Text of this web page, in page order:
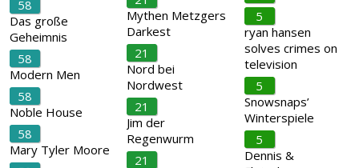
58
Das große
Geheimnis
58
Modern Men
58
Noble House
58
Mary Tyler Moore
Mythen Metzgers
Darkest
21
Nord bei
Nordwest
21
Jim der
Regenwurm
21
5
ryan hansen
solves crimes on
television
5
Snowsnaps’
Winterspiele
5
Dennis &